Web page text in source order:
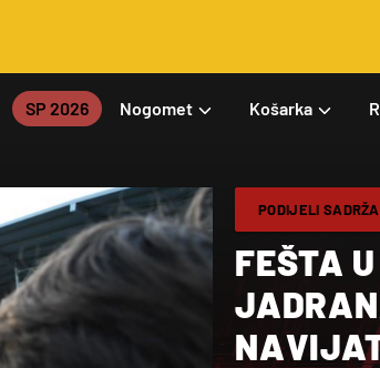
SP 2026 Nogomet Košarka
PODIJELI
FEŠTA